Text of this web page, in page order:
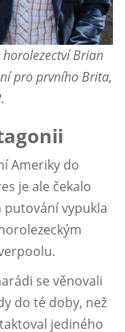
Brian
pro prvního Brita,
Ameriky do
je ale čekalo
putování vypukla
se věnovali
do té doby, než
jediného